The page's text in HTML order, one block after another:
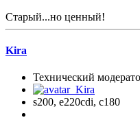
Старый...но ценный!
Kira
Технический
s200, е220cdi, с180